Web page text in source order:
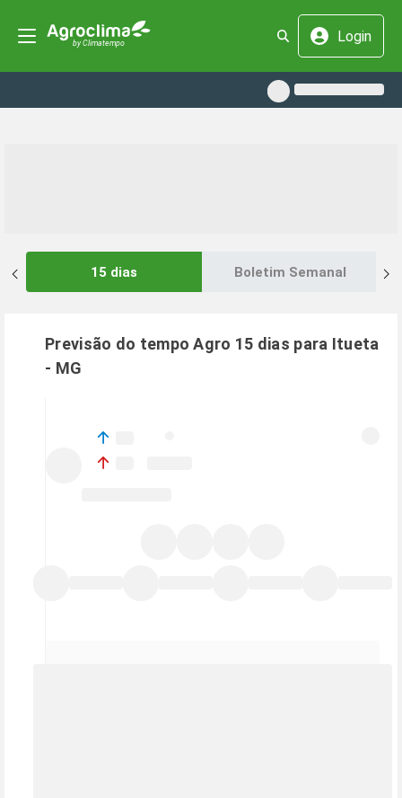
Login
15 dias Boletim Semanal
Previsão do tempo Agro 15 dias para Itueta
- MG